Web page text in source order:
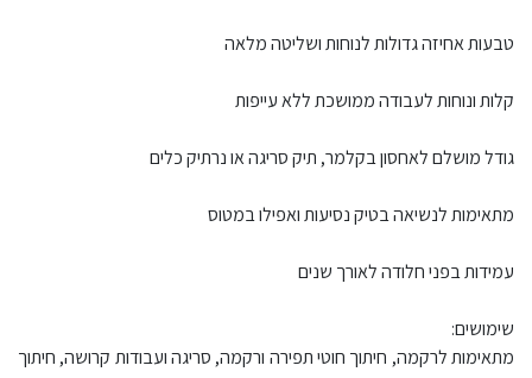
טבעות אחיזה גדולות לנוחות ושליטה מלאה
קלות ונוחות לעבודה ממושכת ללא עייפות
גודל מושלם לאחסון בקלמר, תיק סריגה או נרתיק כלים
מתאימות לנשיאה בטיק נסיעות ואפילו במטוס
עמידות בפני חלודה לאורך שנים
שימושים:
מתאימות לרקמה, חיתוך חוטי תפירה ורקמה, סריגה ועבודות קרושה, חיתוך